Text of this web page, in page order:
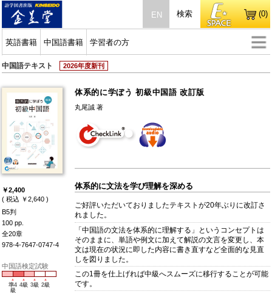
EN
英語書籍 中国語書籍 学習者の方
検索 (0)
中国語テキスト 2026年度新刊
￥2,400
( 税込 ￥2,640 )
B5判
100 pp.
全20章
978-4-7647-0747-4
中国語検定試験
準4
級
4級 3級 2級
体系的に学ぼう 初級中国語 改訂版
丸尾誠 著
体系的に文法を学び理解を深める
ご好評いただいておりましたテキストが20年ぶりに改訂さ
れました。
「中国語の文法を体系的に理解する」というコンセプトは
そのままに、単語や例文に加えて解説の文言を変更し、本
文は現在の状況に即した内容に書き直すなど全面的な見直
しを図りました。
この1冊を仕上げれば中級へスムーズに移行することが可能
です。